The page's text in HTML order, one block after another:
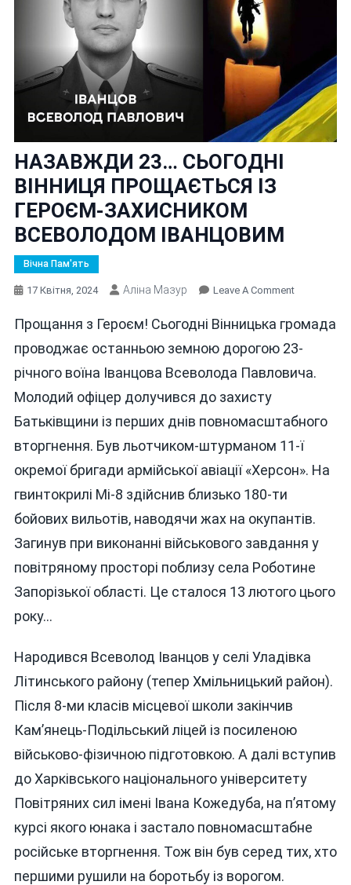
НАЗАВЖДИ 23… СЬОГОДНІ
ВІННИЦЯ ПРОЩАЄТЬСЯ ІЗ
ГЕРОЄМ-ЗАХИСНИКОМ
ВСЕВОЛОДОМ ІВАНЦОВИМ
Вічна Пам'ять
17 Квітня, 2024 Аліна Мазур Leave A CommentOn
23…
СЬОГОДНІ
ГЕРОЄМ-
ІВАНЦОВИМ
Прощання з Героєм! Сьогодні Вінницька громада
проводжає останньою земною дорогою 23-
річного воїна Іванцова Всеволода Павловича.
Молодий офіцер долучився до захисту
Батьківщини із перших днів повномасштабного
вторгнення. Був льотчиком-штурманом 11-ї
окремої бригади армійської авіації «Херсон». На
гвинтокрилі Мі-8 здійснив близько 180-ти
бойових вильотів, наводячи жах на окупантів.
Загинув при виконанні військового завдання у
повітряному просторі поблизу села Роботине
Запорізької області. Це сталося 13 лютого цього
року…
Народився Всеволод Іванцов у селі Уладівка
Літинського району (тепер Хмільницький район).
Після 8-ми класів місцевої школи закінчив
Кам’янець-Подільський ліцей із посиленою
військово-фізичною підготовкою. А далі вступив
до Харківського національного університету
Повітряних сил імені Івана Кожедуба, на п’ятому
курсі якого юнака і застало повномасштабне
російське вторгнення. Тож він був серед тих, хто
першими рушили на боротьбу із ворогом.